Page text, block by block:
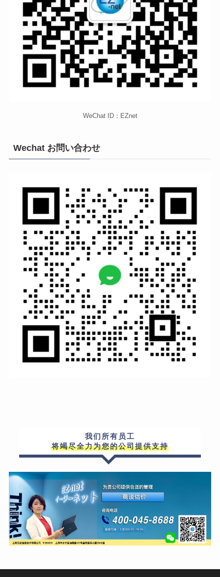
WeChat ID：EZnet
Wechat お問い合わせ
我们所有员工
将竭尽全力为您的公司提供支持